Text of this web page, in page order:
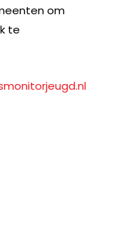
om
te